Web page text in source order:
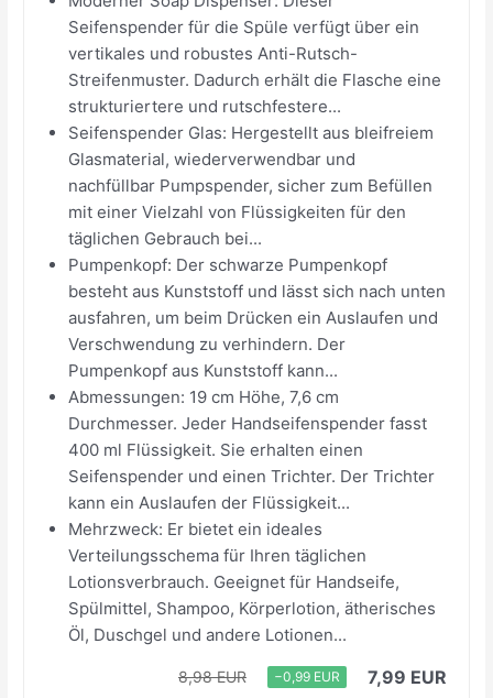
Seifenspender für die Spüle verfügt über ein
vertikales und robustes Anti-Rutsch-
Streifenmuster. Dadurch erhält die Flasche eine
strukturiertere und rutschfestere...
Seifenspender Glas: Hergestellt aus bleifreiem
Glasmaterial, wiederverwendbar und
nachfüllbar Pumpspender, sicher zum Befüllen
mit einer Vielzahl von Flüssigkeiten für den
täglichen Gebrauch bei...
Pumpenkopf: Der schwarze Pumpenkopf
besteht aus Kunststoff und lässt sich nach unten
ausfahren, um beim Drücken ein Auslaufen und
Verschwendung zu verhindern. Der
Pumpenkopf aus Kunststoff kann...
Abmessungen: 19 cm Höhe, 7,6 cm
Durchmesser. Jeder Handseifenspender fasst
400 ml Flüssigkeit. Sie erhalten einen
Seifenspender und einen Trichter. Der Trichter
kann ein Auslaufen der Flüssigkeit...
Mehrzweck: Er bietet ein ideales
Verteilungsschema für Ihren täglichen
Lotionsverbrauch. Geeignet für Handseife,
Spülmittel, Shampoo, Körperlotion, ätherisches
Öl, Duschgel und andere Lotionen...
8,98 EUR −0,99 EUR 7,99 EUR